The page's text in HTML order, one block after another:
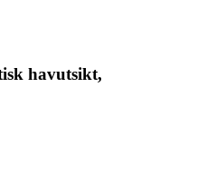
havutsikt,